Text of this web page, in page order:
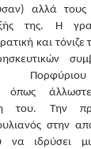
αλλά τους
της. Η
και τόνιζε
όπως
του. Την
στην
να ιδρύσει